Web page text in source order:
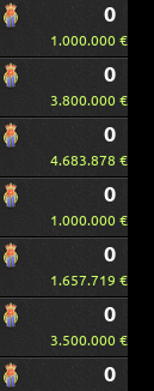
0
1.000.000 €
0
3.800.000 €
0
4.683.878 €
0
1.000.000 €
0
1.657.719 €
0
3.500.000 €
0